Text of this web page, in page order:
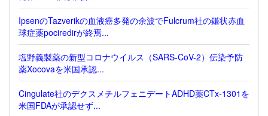
IpsenのTazverikの血液癌多発の余波でFulcrum社の鎌状赤血
球症薬pociredirが終焉...
塩野義製薬の新型コロナウイルス（SARS-CoV-2）伝染予防
薬Xocovaを米国承認...
Cingulate社のデクスメチルフェニデートADHD薬CTx-1301を
米国FDAが承認せず...